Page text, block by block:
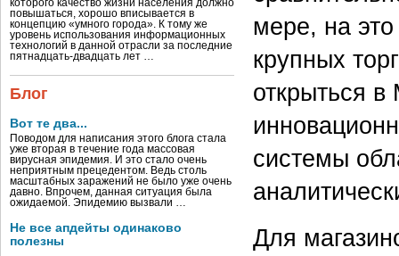
которого качество жизни населения должно
повышаться, хорошо вписывается в
концепцию «умного города». К тому же
уровень использования информационных
технологий в данной отрасли за последние
пятнадцать-двадцать лет …
Блог
Вот те два...
Поводом для написания этого блога стала
уже вторая в течение года массовая
вирусная эпидемия. И это стало очень
неприятным прецедентом. Ведь столь
масштабных заражений не было уже очень
давно. Впрочем, данная ситуация была
ожидаемой. Эпидемию вызвали …
Не все апдейты одинаково
полезны
мере, на
крупных
открыться
системы
Для